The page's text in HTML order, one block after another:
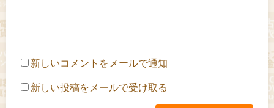
新しいコメントをメールで通知
新しい投稿をメールで受け取る